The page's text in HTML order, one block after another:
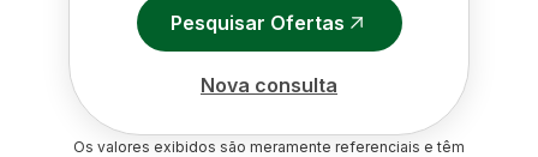
Pesquisar Ofertas
Nova consulta
Os valores exibidos são meramente referenciais e têm